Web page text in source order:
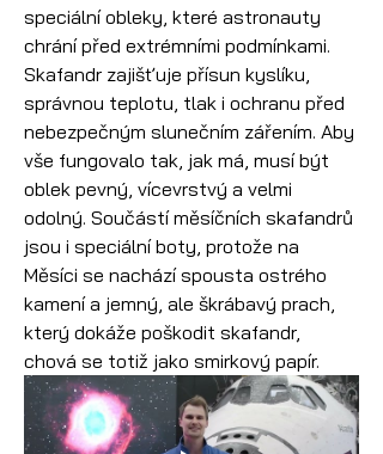
speciální obleky, které astronauty
chrání před extrémními podmínkami.
Skafandr zajišťuje přísun kyslíku,
správnou teplotu, tlak i ochranu před
nebezpečným slunečním zářením. Aby
vše fungovalo tak, jak má, musí být
oblek pevný, vícevrstvý a velmi
odolný. Součástí měsíčních skafandrů
jsou i speciální boty, protože na
Měsíci se nachází spousta ostrého
kamení a jemný, ale škrábavý prach,
který dokáže poškodit skafandr,
chová se totiž jako smirkový papír.